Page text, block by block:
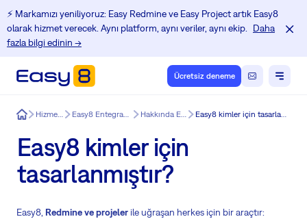
⚡️ Markamızı yeniliyoruz: Easy Redmine ve Easy Project artık Easy8
olarak hizmet verecek. Aynı platform, aynı veriler, aynı ekip.
Daha
fazla bilgi edinin →
Ücretsiz deneme
Easy8 Hizmetler Easy8 Entegrasyonu Hakkında Easy8 Easy8 kimler için tasarlanmıştır?
Easy8 kimler için
tasarlanmıştır?
Easy8, Redmine ve projeler ile uğraşan herkes için bir araçtır: